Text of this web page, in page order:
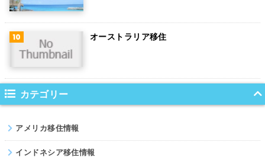
南アフリカ
サウジアラビア
コロンビア
ノルウェー
ネパール
パキスタン
オーストラリア移住
カテゴリー
アメリカ移住情報
インドネシア移住情報